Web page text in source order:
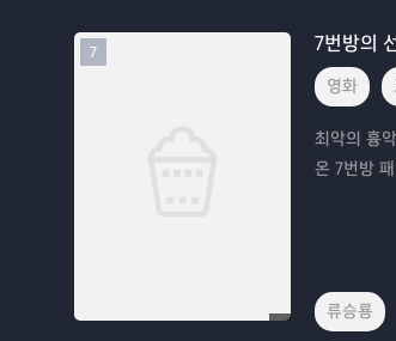
7 7번방의
영화
최악의 흉
온 7번방
류승룡